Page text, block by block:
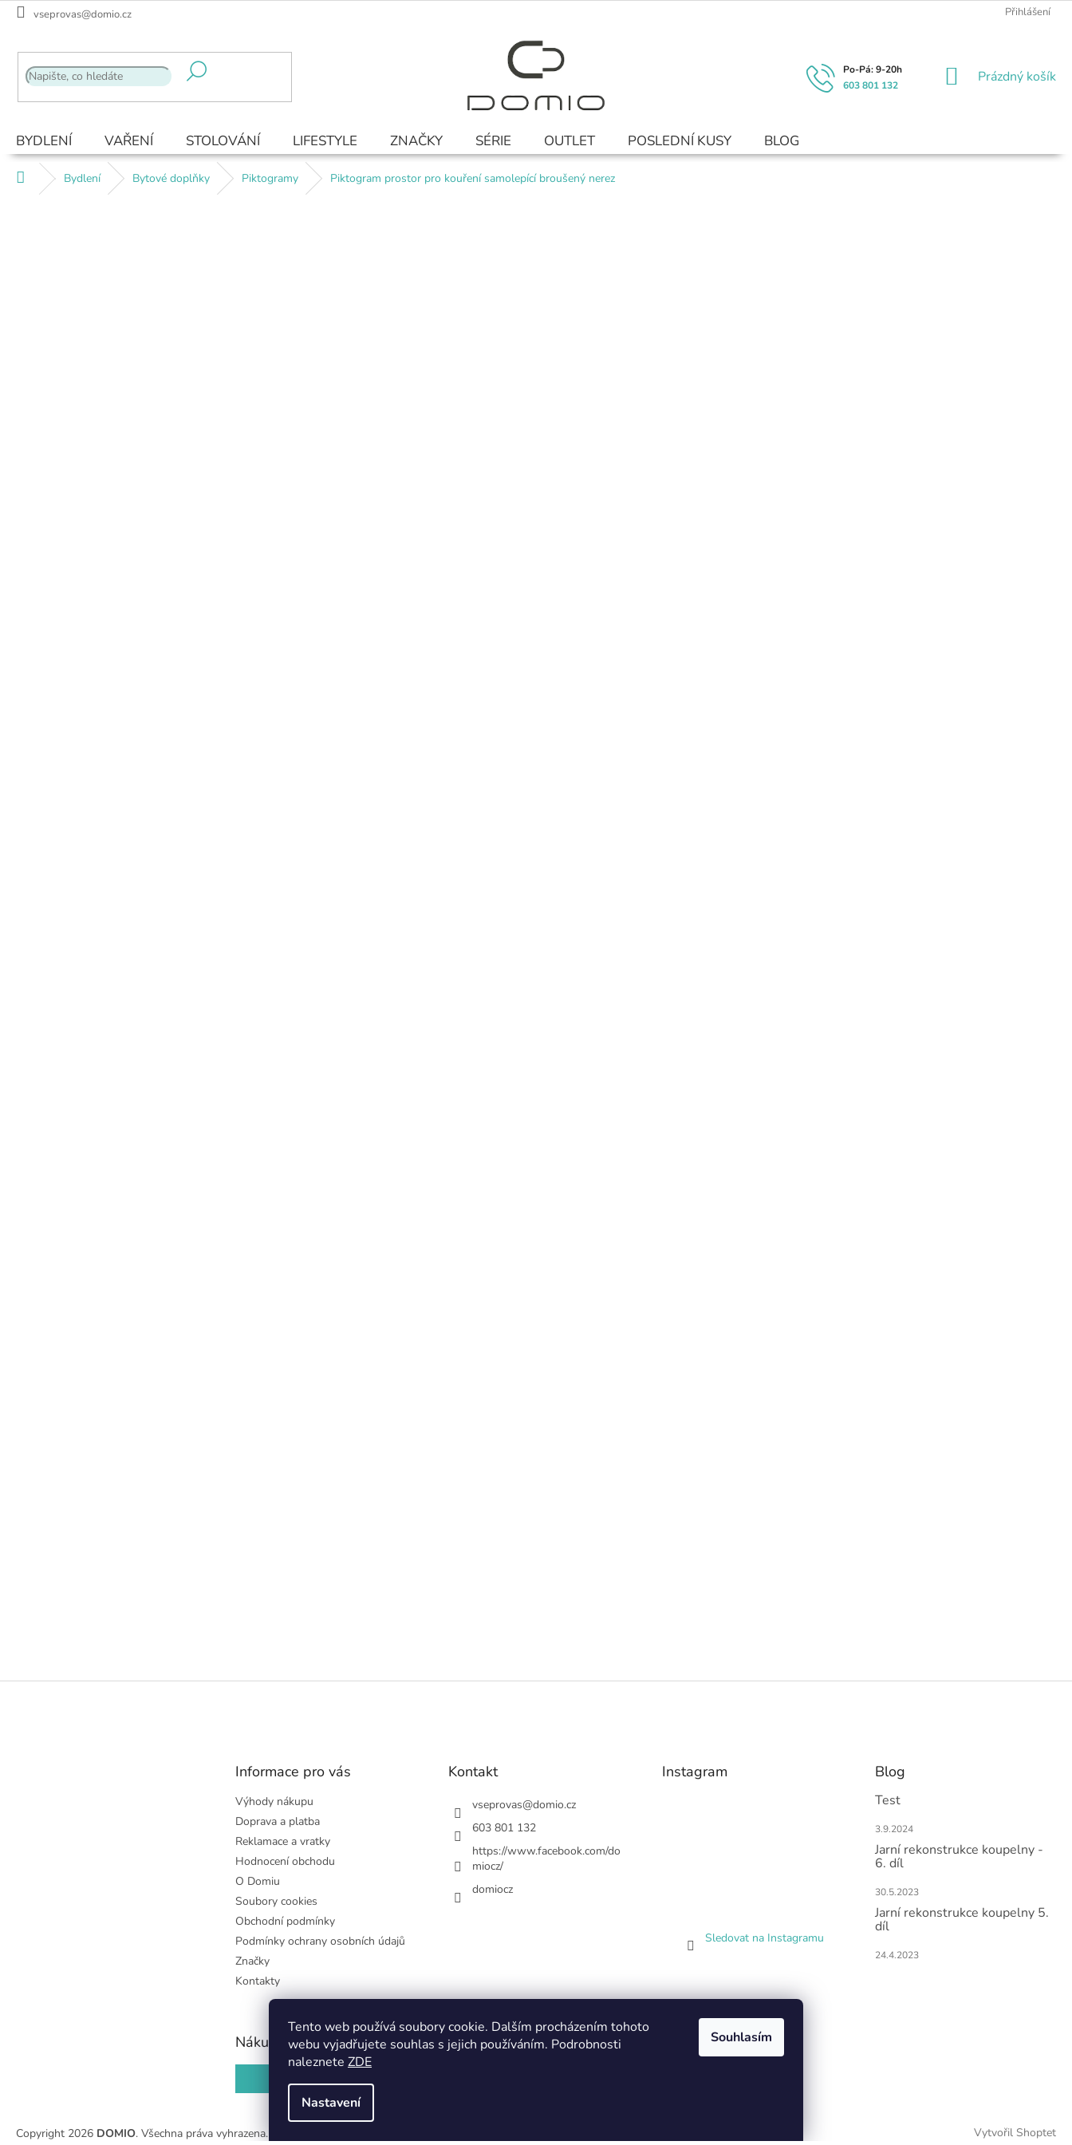
Tento web používá soubory cookie. Dalším procházením tohoto
webu vyjadřujete souhlas s jejich používáním. Podrobnosti
naleznete ZDE
Nastavení
Souhlasím
Přejít
vseprovas@domio.cz Přihlášení
603 801 132
NÁKUPNÍ
Prázdný košík
BYDLENÍ VAŘENÍ STOLOVÁNÍ LIFESTYLE ZNAČKY SÉRIE OUTLET POSLEDNÍ KUSY BLOG
Domů Bydlení Bytové doplňky Piktogramy Piktogram prostor pro kouření samolepící broušený nerez
Z
Informace pro vás
Výhody nákupu
Doprava a platba
Reklamace a vratky
Hodnocení obchodu
O Domiu
Soubory cookies
Obchodní podmínky
Podmínky ochrany osobních údajů
Značky
Kontakty
Kontakt
vseprovas@domio.cz
603 801 132
https://www.facebook.com/do
miocz/
domiocz
Instagram
Sledovat na Instagramu
Blog
Test
3.9.2024
Jarní rekonstrukce koupelny -
6. díl
30.5.2023
Jarní rekonstrukce koupelny 5.
díl
24.4.2023
Nákupní košík
Vytvořil Shoptet
Copyright 2026 DOMIO. Všechna práva vyhrazena.